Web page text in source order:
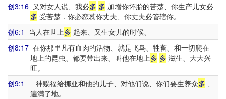
创3:16 又对女人说、我必多 多 加增你怀胎的苦楚、你生产儿女必
多 受苦楚．你必恋慕你丈夫、你丈夫必管辖你。
创6:1 当人在世上多 起来、又生女儿的时候、
创8:17 在你那里凡有血肉的活物、就是飞鸟、牲畜、和一切爬在
地上的昆虫、都要带出来、叫他在地上多 多 滋生、大大兴
旺。
创9:1
神赐福给挪亚和他的儿子、对他们说、你们要生养众多 、
遍满了地。